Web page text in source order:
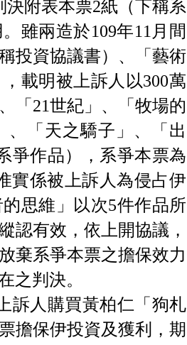
決附表本票2紙（下稱系
雖兩造於109年11月間
投資協議書）、「藝術
載明被上訴人以300萬
「21世紀」、「牧場的
、「天之驕子」、「出
爭作品），系爭本票為
實係被上訴人為侵占伊
思維」以次5件作品所
認有效，依上開協議，
棄系爭本票之擔保效力
之判決。
訴人購買黃柏仁「狗札
擔保伊投資及獲利，期